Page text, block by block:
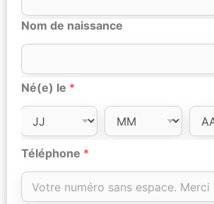
Nom de naissance
Né(e) le *
Téléphone *